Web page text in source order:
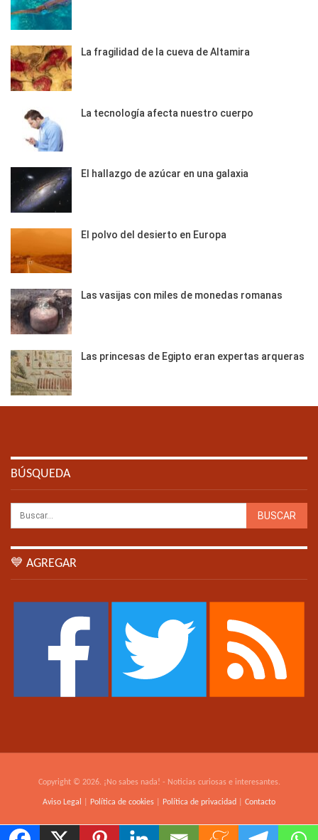
La fragilidad de la cueva de Altamira
La tecnología afecta nuestro cuerpo
El hallazgo de azúcar en una galaxia
El polvo del desierto en Europa
Las vasijas con miles de monedas romanas
Las princesas de Egipto eran expertas arqueras
BÚSQUEDA
💙 AGREGAR
Copyright © 2026. ¡No sabes nada! - Noticias curiosas e interesantes.
Aviso Legal Política de cookies Política de privacidad Contacto